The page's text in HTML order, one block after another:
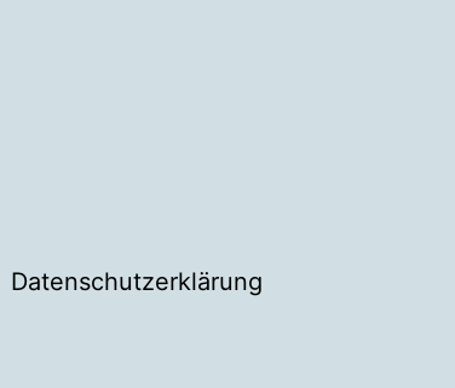
Datenschutzerklärung